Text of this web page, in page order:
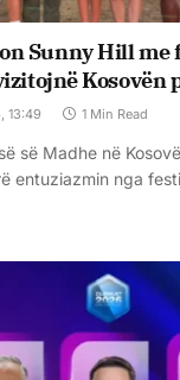
Sunny Hill me
Kosovën
13:49 1 Min Read
së Madhe në
entuziazmin nga